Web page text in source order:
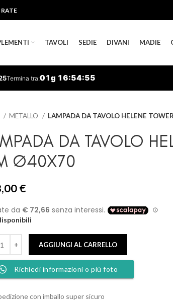
TAVOLI SEDIE DIVANI MADIE
Termina tra:01g 16:54:55
METALLO LAMPADA DA TAVOLO HELENE
DA TAVOLO
Ø40X70
€
AGGIUNGI AL CARRELLO
Richiedi informazioni o più foto
con imballo super sicuro